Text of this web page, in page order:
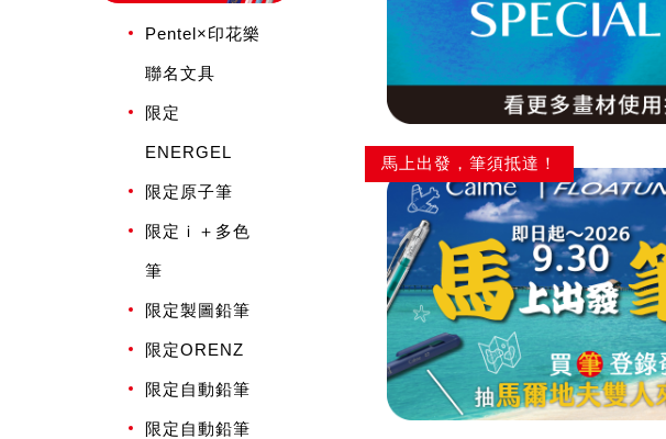
Pentel×印花樂
聯名文具
限定
ENERGEL
限定原子筆
限定ｉ＋多色
筆
限定製圖鉛筆
限定ORENZ
限定自動鉛筆
限定自動鉛筆
馬上出發，筆須抵達！